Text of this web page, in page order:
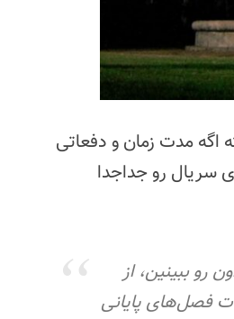
اگه مدت زمان و دفعاتی
سریال رو جداجدا
رو ببینین، از
فصل‌های پایانی